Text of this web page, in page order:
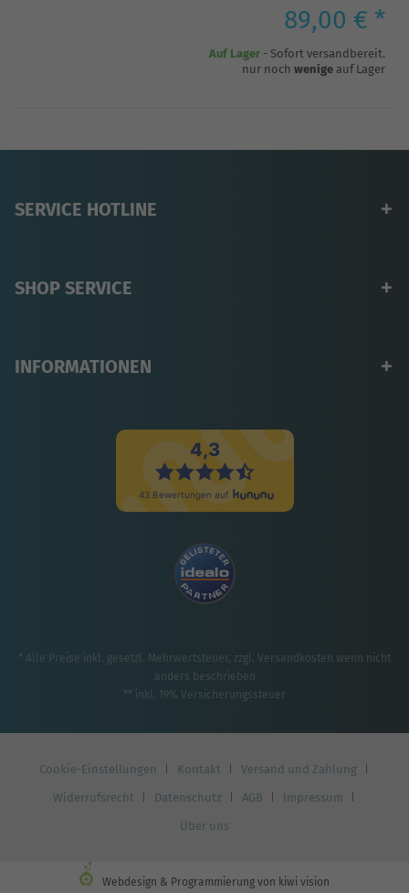
89,00 € *
Auf Lager - Sofort versandbereit.
nur noch wenige auf Lager
SERVICE HOTLINE
SHOP SERVICE
INFORMATIONEN
* Alle Preise inkl. gesetzl. Mehrwertsteuer, zzgl. Versandkosten wenn nicht
anders beschrieben
** inkl. 19% Versicherungssteuer
Cookie-Einstellungen Kontakt Versand und Zahlung
Widerrufsrecht Datenschutz AGB Impressum
Über uns
Webdesign & Programmierung von kiwi vision